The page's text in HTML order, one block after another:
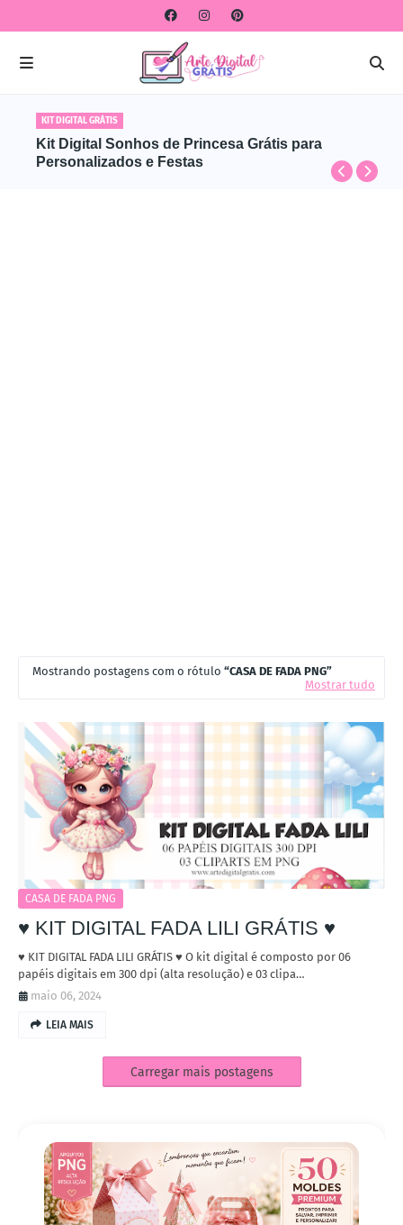
KIT DIGITAL GRÁTIS
Kit Digital Sonhos de Princesa Grátis para
Personalizados e Festas
Mostrando postagens com o rótulo
CASA DE FADA PNG
Mostrar tudo
CASA DE FADA PNG
♥ KIT DIGITAL FADA LILI GRÁTIS ♥
♥ KIT DIGITAL FADA LILI GRÁTIS ♥ O kit digital é composto por 06
papéis digitais em 300 dpi (alta resolução) e 03 clipa…
maio 06, 2024
LEIA MAIS
Carregar mais postagens